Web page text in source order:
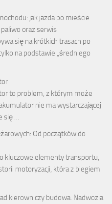
jak jazda po mieście
oraz serwis
się na krótkich trasach po
na podstawie „średniego
to problem, z którym może
nie ma wystarczającej
się …
Od początków do
kluczowe elementy transportu,
motoryzacji, która z biegiem
kierowniczy budowa. Nadwozia